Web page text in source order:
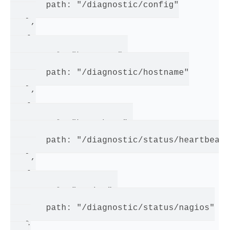
       path: "/diagnostic/config"
   },
       path: "/diagnostic/hostname"
   },
path: "/diagnostic/status/
   },
       path: "/diagnostic/status/nagios"
   }